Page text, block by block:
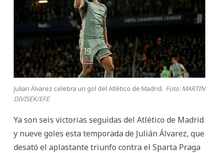
Julian Álvarez celebra un gol del Atlético de Madrid. Foto: MARTIN
DIVISEK/EFE
Ya son seis victorias seguidas del Atlético de Madrid
y nueve goles esta temporada de Julián Álvarez, que
desató el aplastante triunfo contra el Sparta Praga